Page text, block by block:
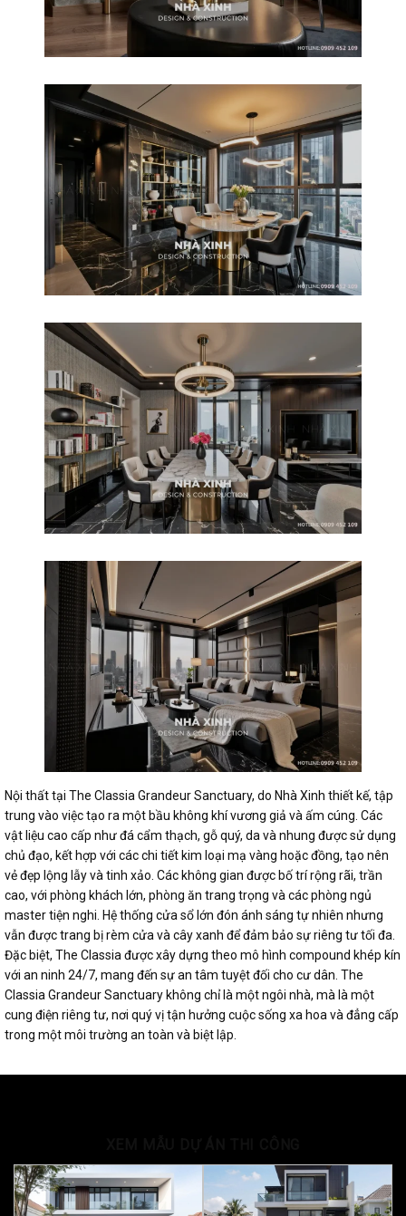
Nội thất tại The Classia Grandeur Sanctuary, do Nhà Xinh thiết kế, tập
trung vào việc tạo ra một bầu không khí vương giả và ấm cúng. Các
vật liệu cao cấp như đá cẩm thạch, gỗ quý, da và nhung được sử dụng
chủ đạo, kết hợp với các chi tiết kim loại mạ vàng hoặc đồng, tạo nên
vẻ đẹp lộng lẫy và tinh xảo. Các không gian được bố trí rộng rãi, trần
cao, với phòng khách lớn, phòng ăn trang trọng và các phòng ngủ
master tiện nghi. Hệ thống cửa sổ lớn đón ánh sáng tự nhiên nhưng
vẫn được trang bị rèm cửa và cây xanh để đảm bảo sự riêng tư tối đa.
Đặc biệt, The Classia được xây dựng theo mô hình compound khép kín
với an ninh 24/7, mang đến sự an tâm tuyệt đối cho cư dân. The
Classia Grandeur Sanctuary không chỉ là một ngôi nhà, mà là một
cung điện riêng tư, nơi quý vị tận hưởng cuộc sống xa hoa và đẳng cấp
trong một môi trường an toàn và biệt lập.